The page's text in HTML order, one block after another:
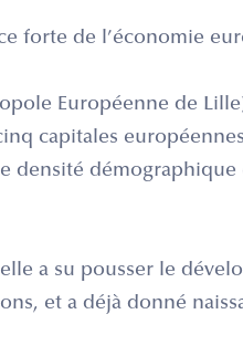
forte de l’économie
Européenne de
capitales
densité démographique
a su pousser le
et a déjà donné